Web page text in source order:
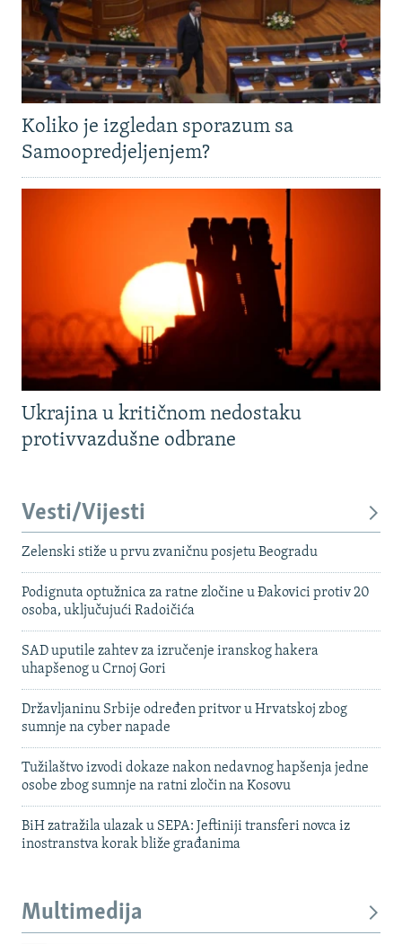
Koliko je izgledan sporazum sa
Samoopredjeljenjem?
Ukrajina u kritičnom nedostaku
protivvazdušne odbrane
Vesti/Vijesti
Zelenski stiže u prvu zvaničnu posjetu Beogradu
Podignuta optužnica za ratne zločine u Đakovici protiv 20
osoba, uključujući Radoičića
SAD uputile zahtev za izručenje iranskog hakera
uhapšenog u Crnoj Gori
Državljaninu Srbije određen pritvor u Hrvatskoj zbog
sumnje na cyber napade
Tužilaštvo izvodi dokaze nakon nedavnog hapšenja jedne
osobe zbog sumnje na ratni zločin na Kosovu
BiH zatražila ulazak u SEPA: Jeftiniji transferi novca iz
inostranstva korak bliže građanima
Multimedija